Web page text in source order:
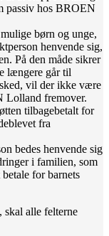
passiv hos BROEN
børn og unge,
henvende sig,
På den måde sikrer
længere går til
vil der ikke være
Lolland fremover.
tilbagebetalt for
fra
bedes henvende sig
i familien, som
for barnets
skal alle felterne